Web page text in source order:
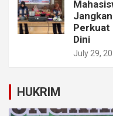
Perkuat
Dini
July 29,
HUKRIM